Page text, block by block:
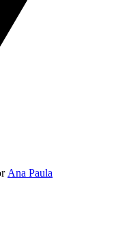
Ana Paula